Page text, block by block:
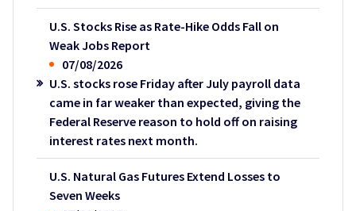
U.S. Stocks Rise as Rate-Hike Odds Fall on
Weak Jobs Report
07/08/2026
U.S. stocks rose Friday after July payroll data
came in far weaker than expected, giving the
Federal Reserve reason to hold off on raising
interest rates next month.
U.S. Natural Gas Futures Extend Losses to
Seven Weeks